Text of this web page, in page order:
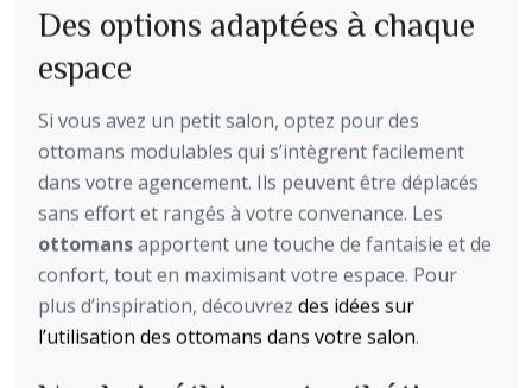
Des options adaptées à chaque
espace
Si vous avez un petit salon, optez pour des
ottomans modulables qui s’intègrent facilement
dans votre agencement. Ils peuvent être déplacés
sans effort et rangés à votre convenance. Les
ottomansapportent une touche de fantaisie et de
confort, tout en maximisant votre espace. Pour
plus d’inspiration, découvrez des idées sur
l’utilisation des ottomans dans votre salon.